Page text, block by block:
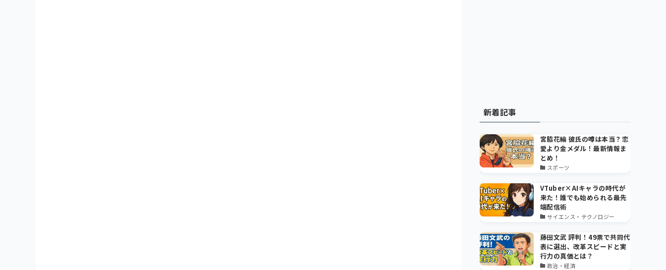
新着記事
宮脇花綸 彼氏の噂は本当？恋
愛より金メダル！最新情報ま
とめ！
スポーツ
VTuber×AIキャラの時代が
来た！誰でも始められる最先
端配信術
サイエンス・テクノロジー
藤田文武 評判！49票で共同代
表に選出、改革スピードと実
行力の真価とは？
政治・経済